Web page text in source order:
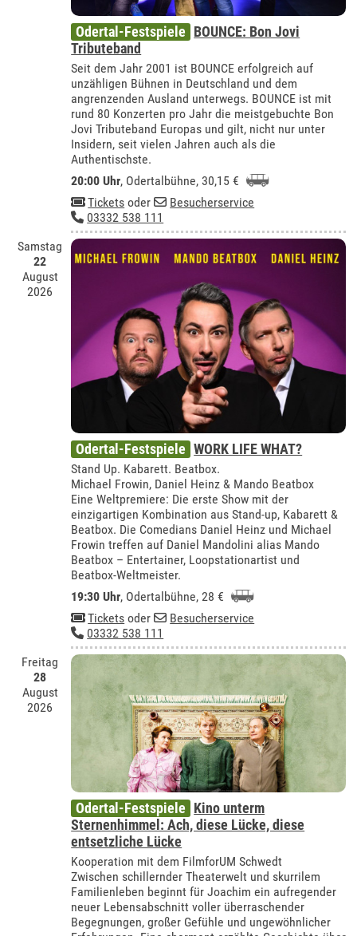
Odertal-Festspiele BOUNCE: Bon Jovi
Tributeband
Seit dem Jahr 2001 ist BOUNCE erfolgreich auf
unzähligen Bühnen in Deutschland und dem
angrenzenden Ausland unterwegs. BOUNCE ist mit
rund 80 Konzerten pro Jahr die meistgebuchte Bon
Jovi Tributeband Europas und gilt, nicht nur unter
Insidern, seit vielen Jahren auch als die
Authentischste.
20:00 Uhr, Odertalbühne, 30,15 €
Tickets oder
Besucherservice
03332 538 111
Samstag
22
August
2026
Odertal-Festspiele WORK LIFE WHAT?
Stand Up. Kabarett. Beatbox.
Michael Frowin, Daniel Heinz & Mando Beatbox
Eine Weltpremiere: Die erste Show mit der
einzigartigen Kombination aus Stand-up, Kabarett &
Beatbox. Die Comedians Daniel Heinz und Michael
Frowin treffen auf Daniel Mandolini alias Mando
Beatbox – Entertainer, Loopstationartist und
Beatbox-Weltmeister.
19:30 Uhr, Odertalbühne, 28 €
Tickets oder
Besucherservice
03332 538 111
Freitag
28
August
2026
Odertal-Festspiele Kino unterm
Sternenhimmel: Ach, diese Lücke, diese
entsetzliche Lücke
Kooperation mit dem FilmforUM Schwedt
Zwischen schillernder Theaterwelt und skurrilem
Familienleben beginnt für Joachim ein aufregender
neuer Lebensabschnitt voller überraschender
Begegnungen, großer Gefühle und ungewöhnlicher